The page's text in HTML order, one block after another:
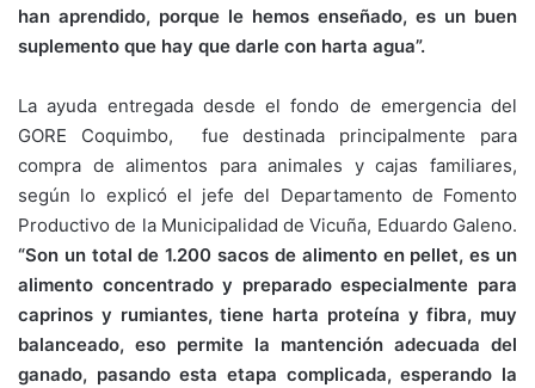
han aprendido, porque le hemos enseñado, es un buen
suplemento que hay que darle con harta agua”.
La ayuda entregada desde el fondo de emergencia del
GORE Coquimbo, fue destinada principalmente para
compra de alimentos para animales y cajas familiares,
según lo explicó el jefe del Departamento de Fomento
Productivo de la Municipalidad de Vicuña, Eduardo Galeno.
“Son un total de 1.200 sacos de alimento en pellet, es un
alimento concentrado y preparado especialmente para
caprinos y rumiantes, tiene harta proteína y fibra, muy
balanceado, eso permite la mantención adecuada del
ganado, pasando esta etapa complicada, esperando la